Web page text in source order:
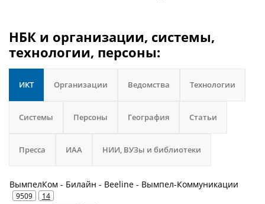
НБК и организации, системы,
технологии, персоны:
ИКТ Организации Ведомства Технологии
Системы Персоны География Статьи
Пресса ИАА НИИ, ВУЗы и библиотеки
ВымпелКом - Билайн - Beeline - Вымпел-Коммуникации
9509 14